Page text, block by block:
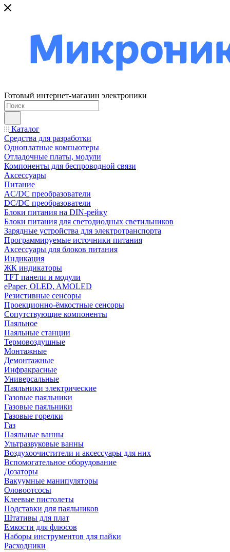
Готовый интернет-магазин электроники
Каталог
Средства для разработки
Одноплатные компьютеры
Отладочные платы, модули
Компоненты для беспроводной связи
Аксессуары
Питание
AC/DC преобразователи
DC/DC преобразователи
Блоки питания на DIN-рейку
Блоки питания для светодиодных светильников
Зарядные устройства для электротранспорта
Программируемые источники питания
Аксессуары для блоков питания
Индикация
ЖК индикаторы
TFT панели и модули
ePaper, OLED, AMOLED
Резистивные сенсоры
Проекционно-ёмкостные сенсоры
Сопутствующие компоненты
Паяльное
Паяльные станции
Термовоздушные
Монтажные
Демонтажные
Инфракрасные
Универсальные
Паяльники электрические
Газовые паяльники
Газовые паяльники
Газовые горелки
Газ
Паяльные ванны
Ультразвуковые ванны
Воздухоочистители и аксессуары для них
Вспомогательное оборудование
Дозаторы
Вакуумные манипуляторы
Оловоотсосы
Клеевые пистолеты
Подставки для паяльников
Штативы для плат
Емкости для флюсов
Наборы инструментов для пайки
Расходники